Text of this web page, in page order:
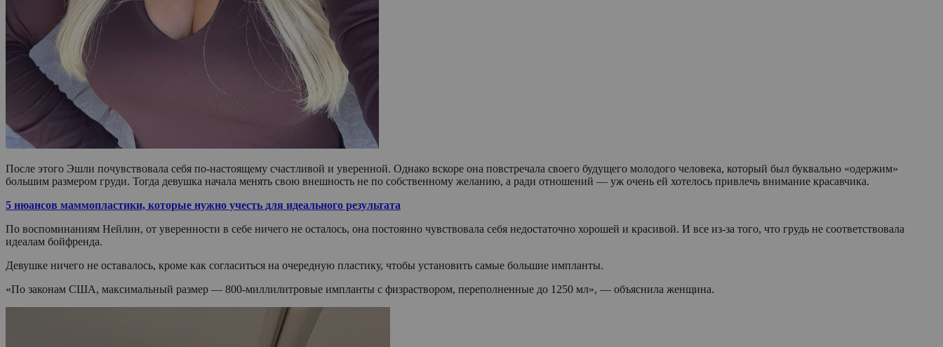
После этого Эшли почувствовала себя по-настоящему счастливой и уверенной. Однако вскоре она повстречала своего будущего молодого человека, который был буквально «одержим»
большим размером груди. Тогда девушка начала менять свою внешность не по собственному желанию, а ради отношений — уж очень ей хотелось привлечь внимание красавчика.
5 нюансов маммопластики, которые нужно учесть для идеального результата
По воспоминаниям Нейлин, от уверенности в себе ничего не осталось, она постоянно чувствовала себя недостаточно хорошей и красивой. И все из-за того, что грудь не соответствовала
идеалам бойфренда.
Девушке ничего не оставалось, кроме как согласиться на очередную пластику, чтобы установить самые большие импланты.
«По законам США, максимальный размер — 800-миллилитровые импланты с физраствором, переполненные до 1250 мл», — объяснила женщина.